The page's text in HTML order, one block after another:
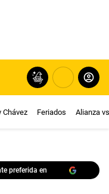
Chávez Feriados Alianza
preferida en